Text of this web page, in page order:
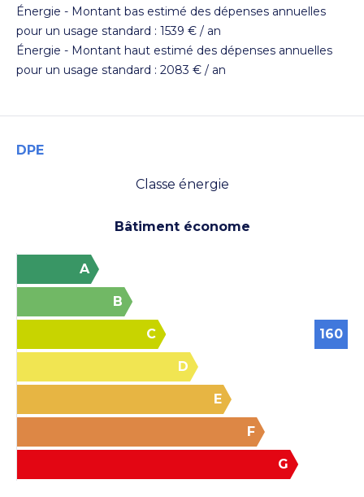
Énergie - Montant bas estimé des dépenses annuelles
pour un usage standard : 1539 € / an
Énergie - Montant haut estimé des dépenses annuelles
pour un usage standard : 2083 € / an
DPE
Classe énergie
Bâtiment économe
A
B
C 160
D
E
F
G
Voir les photos